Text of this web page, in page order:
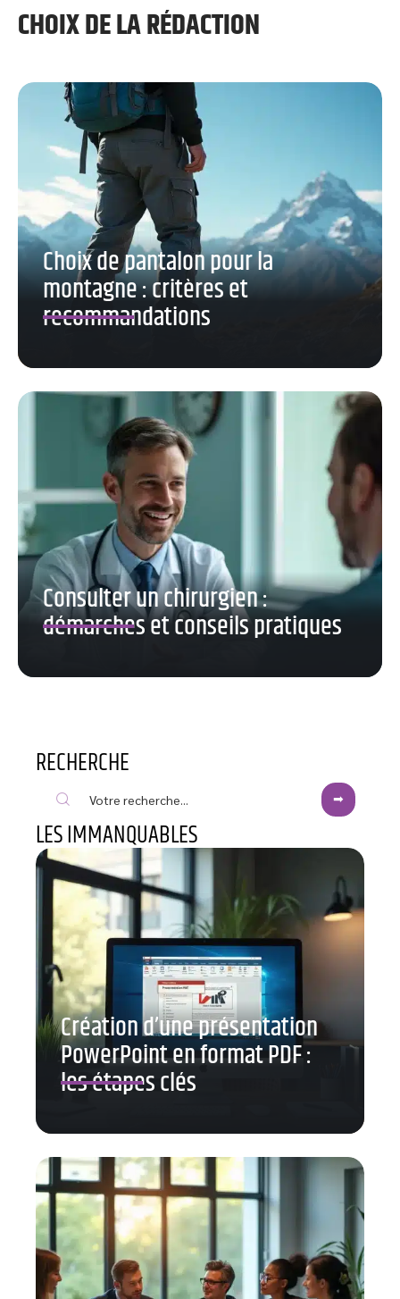
CHOIX DE LA RÉDACTION
Choix de pantalon pour la
montagne : critères et
recommandations
Consulter un chirurgien :
démarches et conseils pratiques
RECHERCHE
LES IMMANQUABLES
Création d’une présentation
PowerPoint en format PDF :
les étapes clés